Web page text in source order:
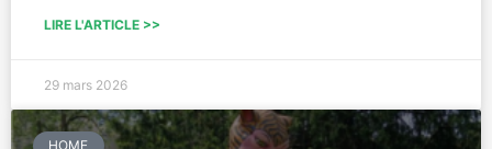
LIRE L'ARTICLE >>
29 mars 2026
HOME